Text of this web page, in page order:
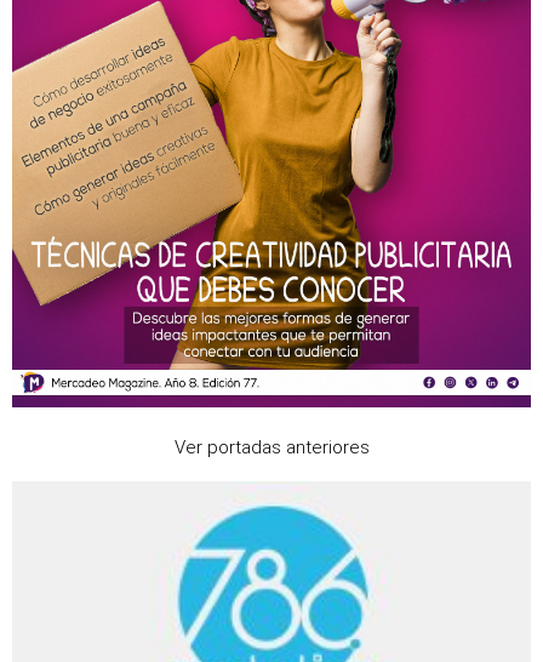
Ver portadas anteriores